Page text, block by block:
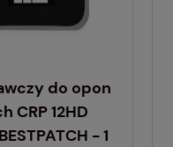
do opon
CRP 12HD
- 1